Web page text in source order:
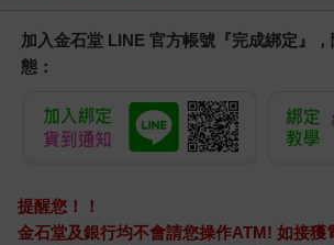
加入金石堂 LINE 官方帳號『完成綁定』
態：
提醒您！！
金石堂及銀行均不會請您操作ATM! 如接獲